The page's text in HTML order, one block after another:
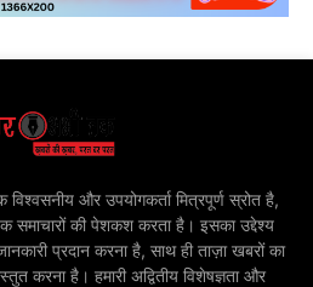
और उपयोगकर्ता मित्रपूर्ण स्रोत है,
समाचारों की पेशकश करता है। इसका उद्देश्य
प्रदान करना है, साथ ही ताज़ा खबरों का
करना है। हमारी अद्वितीय विशेषज्ञता और